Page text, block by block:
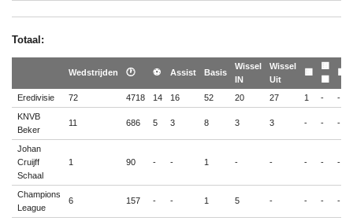
Totaal:
Wedstrijden 🕐 ⚽ Assist Basis
Wissel
IN
Wissel
Uit
🟨
🟨
Eredivisie 72 4718 14 16 52 20 27 1 -
-
KNVB
Beker
11 686 5 3 8 3 3 - - -
Johan
Cruijff
Schaal
1 90 - - 1 - - - - -
Champions
League
6 157 - - 1 5 - - - -